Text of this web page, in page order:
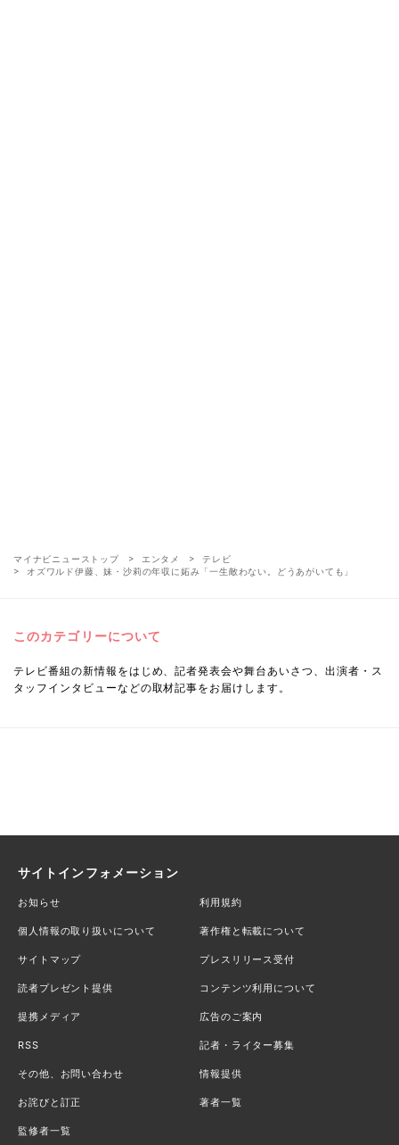
マイナビニューストップ エンタメ
テレビ
オズワルド伊藤、妹・沙莉の年収に妬み「一生敵わない。どうあがいても」
このカテゴリーについて
テレビ番組の新情報をはじめ、記者発表会や舞台あいさつ、出演者・ス
タッフインタビューなどの取材記事をお届けします。
サイトインフォメーション
お知らせ 利用規約
個人情報の取り扱いについて 著作権と転載について
サイトマップ プレスリリース受付
読者プレゼント提供 コンテンツ利用について
提携メディア 広告のご案内
RSS 記者・ライター募集
その他、お問い合わせ 情報提供
お詫びと訂正 著者一覧
監修者一覧